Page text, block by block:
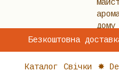
Безкоштовна
Каталог Свічки ✸